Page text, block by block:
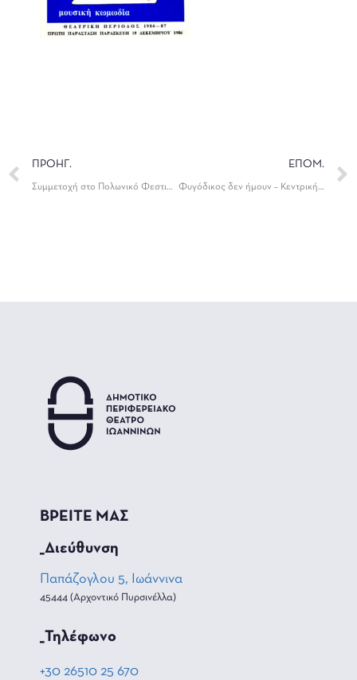
ΠΡΟΗΓ.
Συμμετοχή στο Πολωνικό Φεστιβάλ Θεάτρου Machinarium
ΕΠΟΜ.
Φυγόδικος δεν ήμουν – Κεντρική Σκηνή Δη.Πε.Θε. Ιωαννίνων
ΒΡΕΙΤΕ ΜΑΣ
_Διεύθυνση
Παπάζογλου 5, Ιωάννινα
45444 (Αρχοντικό Πυρσινέλλα)
_Τηλέφωνο
+30 26510 25 670